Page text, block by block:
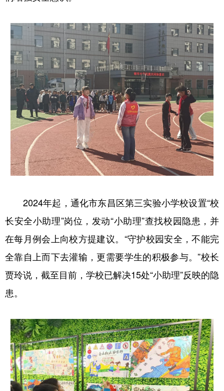
2024年起，通化市东昌区第三实验小学校设置“校
长安全小助理”岗位，发动“小助理”查找校园隐患，并
在每月例会上向校方提建议。“守护校园安全，不能完
全靠自上而下去灌输，更需要学生的积极参与。”校长
贾玲说，截至目前，学校已解决15处“小助理”反映的隐
患。